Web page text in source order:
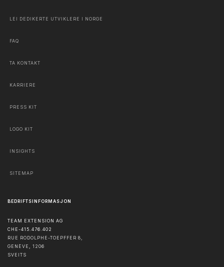
LEI DEDIKERTE UTVIKLERE I NORGE
FAQ
TA KONTAKT
KARRIERE
PRESS KIT
LOGO KIT
INSIGHTS
SITEMAP
BEDRIFTSINFORMASJON
TEAM EXTENSION AG
CHE-415.476.402
RUE RODOLPHE-TOEPFFER 8,
GENÈVE , 1206
SVEITS